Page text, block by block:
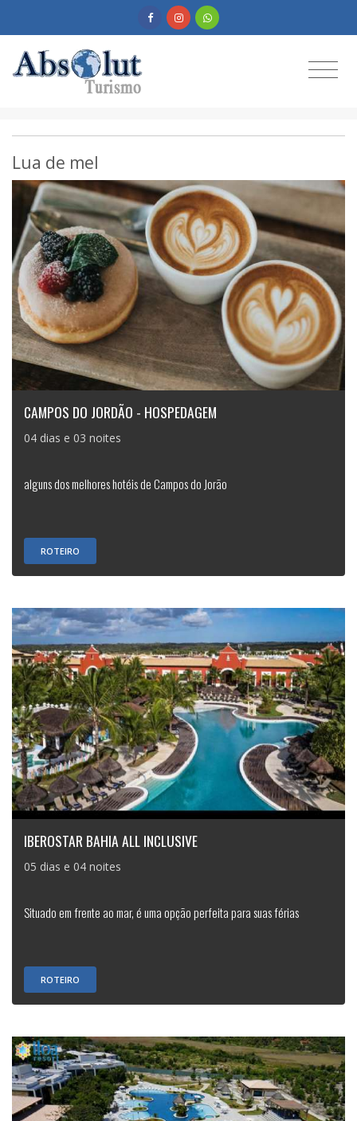
Lua de mel
CAMPOS DO JORDÃO - HOSPEDAGEM
04 dias e 03 noites
alguns dos melhores hotéis de Campos do Jorão
ROTEIRO
IBEROSTAR BAHIA ALL INCLUSIVE
05 dias e 04 noites
Situado em frente ao mar, é uma opção perfeita para suas férias
ROTEIRO